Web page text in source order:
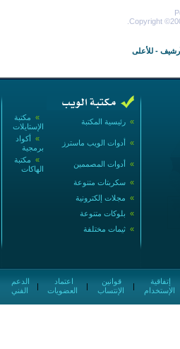
Copyright
- للأعلى
» مكتبة
الإستايلات
» رئيسية المكتبة
» أكواد
برمجية
» أدوات الويب ماسترز
» مكتبة
الهاكات
» أدوات المصممين
» سكربتات متنوعة
» مجلات إلكترونية
» بلوكات متنوعة
» ثيمات مختلفة
الفني
|
العضويات
|
الإنتساب
|
الإستخدام